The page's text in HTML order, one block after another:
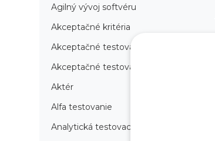
Agilný vývoj softvéru
Akceptačné kritéria
Akceptačné testovanie
Akceptačné testovanie produkcie
Aktér
Alfa testovanie
Analytická testovacia stratégia